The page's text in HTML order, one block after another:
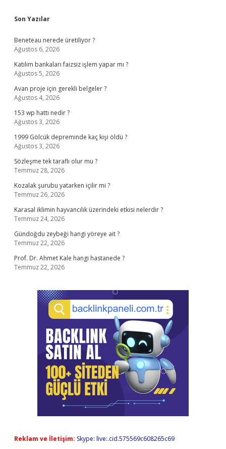
Sidebar
Son Yazılar
Beneteau nerede üretiliyor ?
Ağustos 6, 2026
Katılım bankaları faizsiz işlem yapar mı ?
Ağustos 5, 2026
Avan proje için gerekli belgeler ?
Ağustos 4, 2026
153 wp hattı nedir ?
Ağustos 3, 2026
1999 Gölcük depreminde kaç kişi öldü ?
Ağustos 3, 2026
Sözleşme tek taraflı olur mu ?
Temmuz 28, 2026
Kozalak şurubu yatarken içilir mi ?
Temmuz 26, 2026
Karasal iklimin hayvancılık üzerindeki etkisi nelerdir ?
Temmuz 24, 2026
Gündoğdu zeybeği hangi yöreye ait ?
Temmuz 22, 2026
Prof. Dr. Ahmet Kale hangi hastanede ?
Temmuz 22, 2026
Reklam ve İletişim: Skype: live:.cid.575569c608265c69